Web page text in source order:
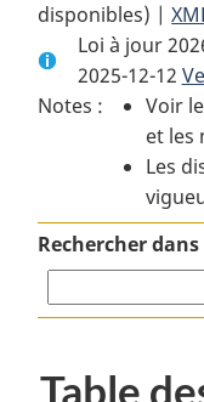
disponibles) |
Loi à jour
2025-12-12
Notes :
Voir
et les
Les
Rechercher
Table